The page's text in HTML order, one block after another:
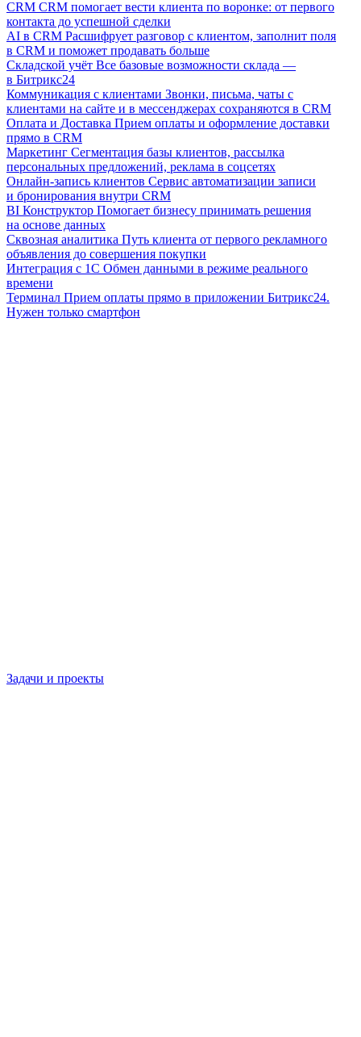
CRM CRM помогает вести клиента по воронке: от первого
контакта до успешной сделки
AI в CRM Расшифрует разговор с клиентом, заполнит поля
в CRM и поможет продавать больше
Складской учёт Все базовые возможности склада —
в Битрикс24
Коммуникация с клиентами Звонки, письма, чаты с
клиентами на сайте и в мессенджерах сохраняются в CRM
Оплата и Доставка Прием оплаты и оформление доставки
прямо в CRM
Маркетинг Сегментация базы клиентов, рассылка
персональных предложений, реклама в соцсетях
Онлайн-запись клиентов Сервис автоматизации записи
и бронирования внутри CRM
BI Конструктор Помогает бизнесу принимать решения
на основе данных
Сквозная аналитика Путь клиента от первого рекламного
объявления до совершения покупки
Интеграция с 1С Обмен данными в режиме реального
времени
Терминал Прием оплаты прямо в приложении Битрикс24.
Нужен только смартфон
Задачи и проекты